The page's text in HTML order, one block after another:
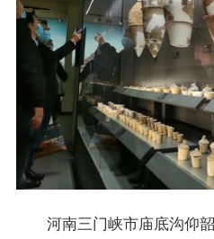
河南三门峡市庙底沟仰